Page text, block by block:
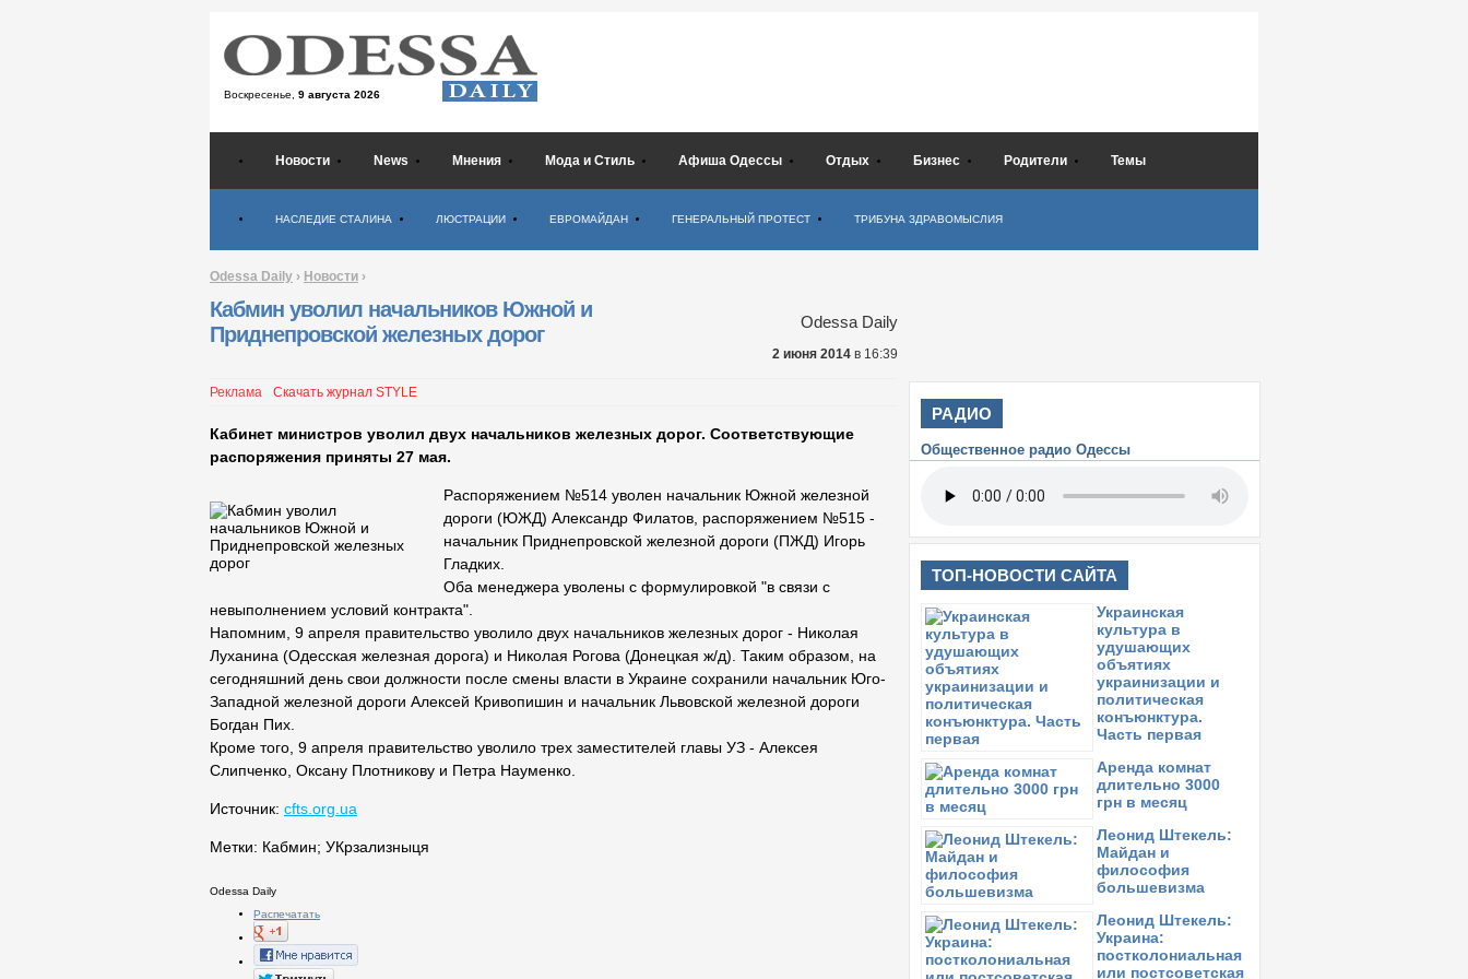
Воскресенье, 9 августа 2026
Новости News Мнения Мода и Стиль Афиша Одессы Отдых Бизнес Родители Темы
НАСЛЕДИЕ СТАЛИНА ЛЮСТРАЦИИ ЕВРОМАЙДАН ГЕНЕРАЛЬНЫЙ ПРОТЕСТ ТРИБУНА ЗДРАВОМЫСЛИЯ
Odessa Daily › Новости ›
Кабмин уволил начальников Южной и
Приднепровской железных дорог
Odessa Daily
2 июня 2014 в 16:39
Реклама Скачать журнал STYLE
Кабинет министров уволил двух начальников железных дорог. Соответствующие
распоряжения приняты 27 мая.
Распоряжением №514 уволен начальник Южной железной
дороги (ЮЖД) Александр Филатов, распоряжением №515 -
начальник Приднепровской железной дороги (ПЖД) Игорь
Гладких.
Оба менеджера уволены с формулировкой "в связи с
невыполнением условий контракта".
Напомним, 9 апреля правительство уволило двух начальников железных дорог - Николая
Луханина (Одесская железная дорога) и Николая Рогова (Донецкая ж/д). Таким образом, на
сегодняшний день свои должности после смены власти в Украине сохранили начальник Юго-
Западной железной дороги Алексей Кривопишин и начальник Львовской железной дороги
Богдан Пих.
Кроме того, 9 апреля правительство уволило трех заместителей главы УЗ - Алексея
Слипченко, Оксану Плотникову и Петра Науменко.
Источник: cfts.org.ua
Метки: Кабмин; УКрзализныця
Odessa Daily
Распечатать
РАДИО
Общественное радио Одессы
ТОП-НОВОСТИ САЙТА
Украинская
культура в
удушающих
объятиях
украинизации и
политическая
конъюнктура.
Часть первая
Аренда комнат
длительно 3000
грн в месяц
Леонид Штекель:
Майдан и
философия
большевизма
Леонид Штекель:
Украина:
постколониальная
или постсоветская